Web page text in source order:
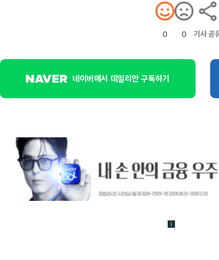
0 0 기사 공
네이버에서 데일리안 구독하기